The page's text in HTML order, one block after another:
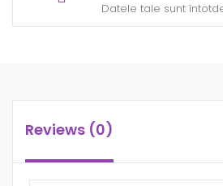
Datele tale sunt
Reviews (0)